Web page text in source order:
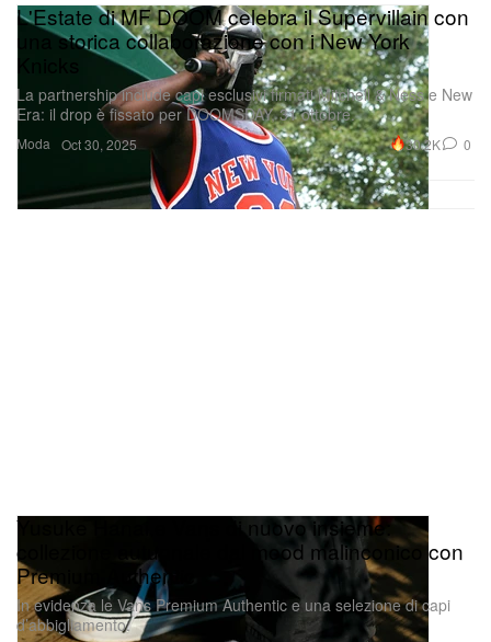
Moda
L'Estate di MF DOOM celebra il Supervillain con
una storica collaborazione con i New York
La partnership include capi esclusivi firmati Mitchell & Ness e New
Era: il drop è fissato per DOOMSDAY, 31 ottobre.
Oct 30, 2025 30.2K 0
Yusuke Hanai e Vans di nuovo insieme:
collezione autunnale dal mood malinconico con
Premium Authentic
In evidenza le Vans Premium Authentic e una selezione di capi
d’abbigliamento.